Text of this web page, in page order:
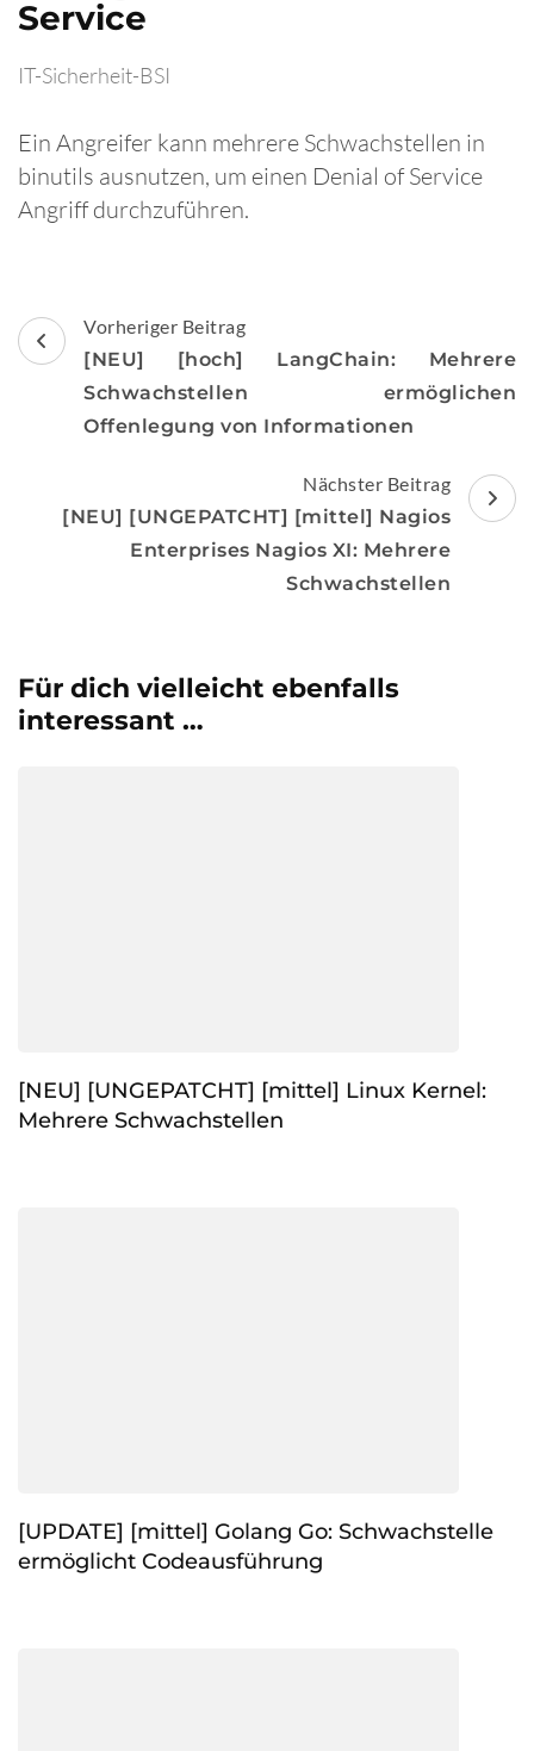
Service
IT-Sicherheit-BSI
Ein Angreifer kann mehrere Schwachstellen in
binutils ausnutzen, um einen Denial of Service
Angriff durchzuführen.
Beitragsnavigation
Vorheriger Beitrag
[NEU] [hoch] LangChain: Mehrere
Schwachstellen ermöglichen
Offenlegung von Informationen
Nächster Beitrag
[NEU] [UNGEPATCHT] [mittel] Nagios
Enterprises Nagios XI: Mehrere
Schwachstellen
Für dich vielleicht ebenfalls
interessant …
[NEU] [UNGEPATCHT] [mittel] Linux Kernel:
Mehrere Schwachstellen
[UPDATE] [mittel] Golang Go: Schwachstelle
ermöglicht Codeausführung